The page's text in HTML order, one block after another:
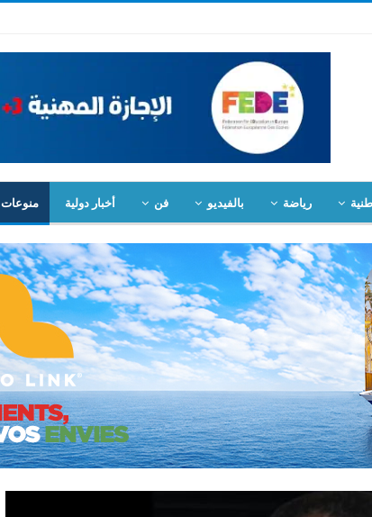
رياضة بالفيديو فن أخبار دولية منوعات